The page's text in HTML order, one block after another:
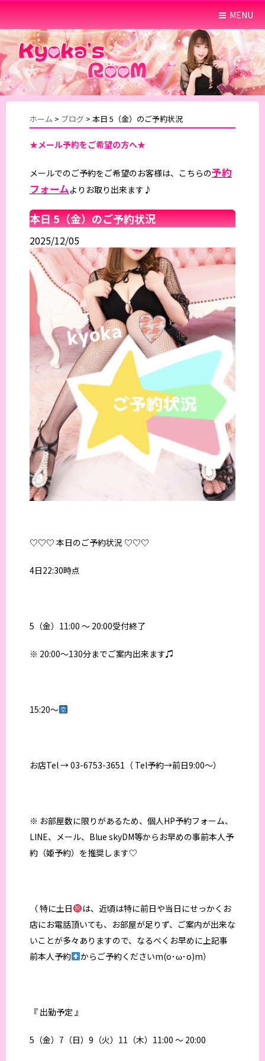
MENU
ホーム > ブログ > 本日 5（金）のご予約状況
★メール予約をご希望の方へ★
メールでのご予約をご希望のお客様は、こちらの予約
フォームよりお取り出来ます♪
本日 5（金）のご予約状況
2025/12/05
♡♡♡ 本日のご予約状況 ♡♡♡
4日22:30時点
5（金）11:00 〜 20:00受付終了
※ 20:00〜130分までご案内出来ます♫
15:20〜
お店Tel → 03-6753-3651（ Tel予約→前日9:00〜）
※ お部屋数に限りがあるため、個人HP予約フォーム、
LINE、メール、Blue skyDM等からお早めの事前本人予
約（姫予約）を推奨します♡
（ 特に土日
は、近頃は特に前日や当日にせっかくお
店にお電話頂いても、お部屋が足りず、ご案内が出来な
いことが多々ありますので、なるべくお早めに上記事
前本人予約
からご予約くださいm(o･ω･o)m）
『 出勤予定 』
5（金）7（日）9（火）11（木）11:00 〜 20:00